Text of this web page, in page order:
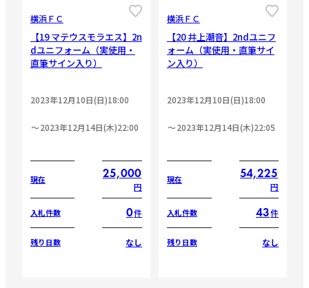
横浜ＦＣ
【19 マテウスモラエス】2n
dユニフォーム（実使用・
直筆サイン入り）
2023年12月10日(日)18:00
2023年12月14日(木)22:00
現在 25,000
円
入札件数 0件
残り日数 なし
横浜ＦＣ
【20 井上潮音】2ndユニフ
ォーム（実使用・直筆サイ
ン入り）
2023年12月10日(日)18:00
2023年12月14日(木)22:05
現在 54,225
円
入札件数 43件
残り日数 なし